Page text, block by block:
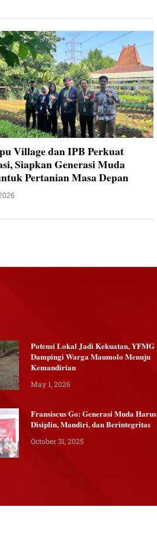
Village dan IPB Perkuat
Siapkan Generasi Muda
Pertanian Masa Depan
Potensi Lokal Jadi Kekuatan, YFMG
Dampingi Warga Maumolo Menuju
Kemandirian
May 1, 2026
Fransiscus Go: Generasi Muda Harus
Disiplin, Mandiri, dan Berintegritas
October 31, 2025